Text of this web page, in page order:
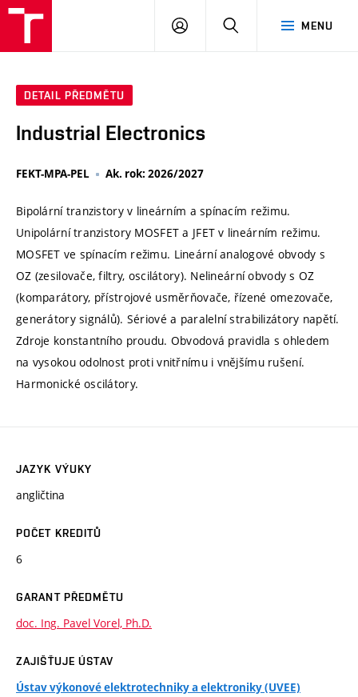
MENU
PŘIHLÁSIT
DETAIL PŘEDMĚTU
Industrial Electronics
FEKT-MPA-PEL Ak. rok: 2026/2027
Bipolární tranzistory v lineárním a spínacím režimu.
Unipolární tranzistory MOSFET a JFET v lineárním režimu.
MOSFET ve spínacím režimu. Lineární analogové obvody s
OZ (zesilovače, filtry, oscilátory). Nelineární obvody s OZ
(komparátory, přístrojové usměrňovače, řízené omezovače,
generátory signálů). Sériové a paralelní strabilizátory napětí.
Zdroje konstantního proudu. Obvodová pravidla s ohledem
na vysokou odolnost proti vnitřnímu i vnějšímu rušení.
Harmonické oscilátory.
JAZYK VÝUKY
angličtina
POČET KREDITŮ
6
GARANT PŘEDMĚTU
doc. Ing. Pavel Vorel, Ph.D.
ZAJIŠŤUJE ÚSTAV
Ústav výkonové elektrotechniky a elektroniky (UVEE)